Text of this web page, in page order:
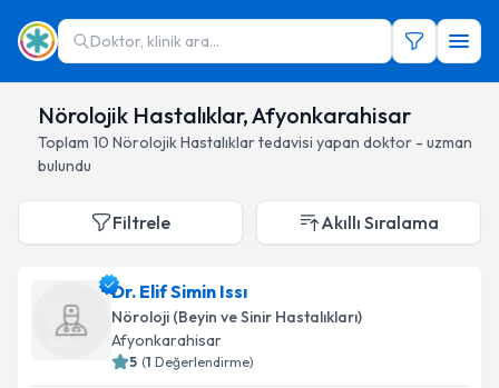
Doktor, klinik ara...
Nörolojik Hastalıklar, Afyonkarahisar
Toplam 10 Nörolojik Hastalıklartedavisi yapan doktor - uzman
bulundu
Filtrele Akıllı Sıralama
Dr. Elif Simin Issı
Nöroloji (Beyin ve Sinir Hastalıkları)
Afyonkarahisar
5 (1 Değerlendirme)